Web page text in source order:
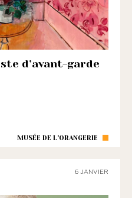
d’avant-garde
MUSÉE DE L’ORANGERIE
6 JANVIER